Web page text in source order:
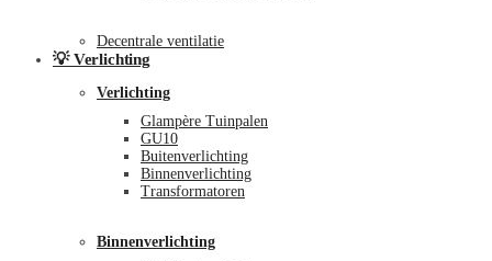
Decentrale ventilatie
💡 Verlichting
Verlichting
Glampère Tuinpalen
GU10
Buitenverlichting
Binnenverlichting
Transformatoren
Binnenverlichting